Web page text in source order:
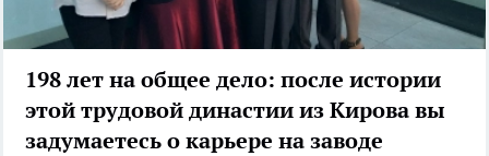
198 лет на общее дело: после истории
этой трудовой династии из Кирова вы
задумаетесь о карьере на заводе